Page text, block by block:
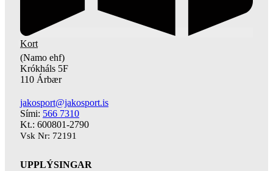
Kort
(Namo ehf)
Krókháls 5F
110 Árbær
jakosport@jakosport.is
Sími: 566 7310
Kt.: 600801-2790
Vsk Nr: 72191
UPPLÝSINGAR